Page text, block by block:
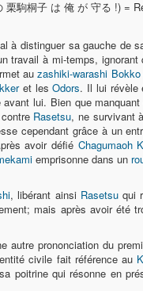
駒桐子 は 俺 が 守る !) =
à distinguer sa gauche de
travail à mi-temps,
auzashiki-warashi Bokko
et lesOdors. Il lui révèle
lui. Bien que
Rasetsu, ne survivant
cependant grâce à un
avoir défié Chagumaoh
emprisonne dans un
, libérant ainsi Rasetsuqui
mais après avoir été
autre prononciation du
civile fait référence au
poitrine qui résonne en